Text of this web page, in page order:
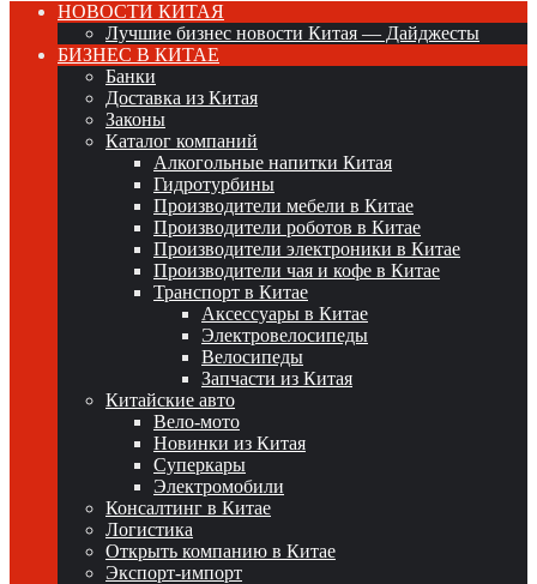
НОВОСТИ КИТАЯ
Лучшие бизнес новости Китая — Дайджесты
БИЗНЕС В КИТАЕ
Банки
Доставка из Китая
Законы
Каталог компаний
Алкогольные напитки Китая
Гидротурбины
Производители мебели в Китае
Производители роботов в Китае
Производители электроники в Китае
Производители чая и кофе в Китае
Транспорт в Китае
Аксессуары в Китае
Электровелосипеды
Велосипеды
Запчасти из Китая
Китайские авто
Вело-мото
Новинки из Китая
Суперкары
Электромобили
Консалтинг в Китае
Логистика
Открыть компанию в Китае
Экспорт-импорт